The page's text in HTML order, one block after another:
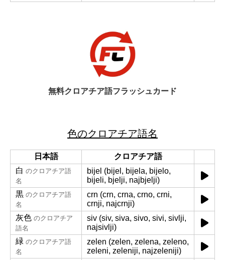
無料クロアチア語フラッシュカード
色のクロアチア語名
日本語
クロアチア語
白 のクロアチア語
名
bijel (bijel, bijela, bijelo,
bijeli, bjelji, najbjelji)
黒 のクロアチア語
名
crn (crn, crna, crno, crni,
crnji, najcrnji)
灰色 のクロアチア
語名
siv (siv, siva, sivo, sivi, sivlji,
najsivlji)
緑 のクロアチア語
名
zelen (zelen, zelena, zeleno,
zeleni, zeleniji, najzeleniji)